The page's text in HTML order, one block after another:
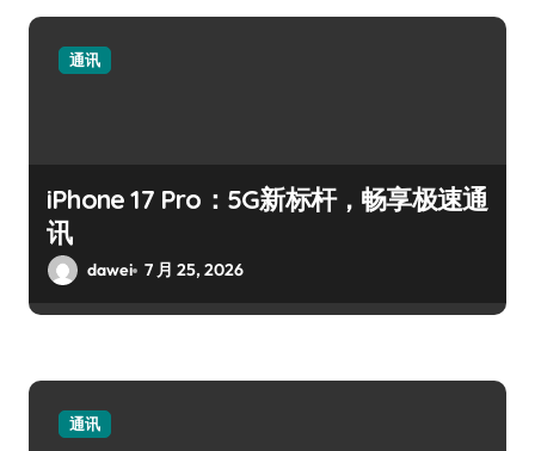
通讯
iPhone 17 Pro：5G新标杆，畅享极速通
讯
dawei 7 月 25, 2026
通讯